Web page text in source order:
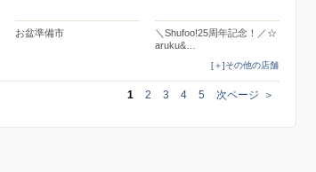
お盆準備市
＼Shufoo!25周年記念！／☆
aruku&…
[＋]その他の店舗
1 2 3 4 5 次ページ ＞